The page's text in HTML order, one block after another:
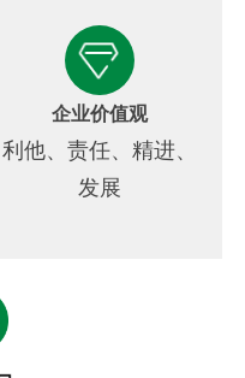
献中国创造力！
企业价值观
利他、责任、精进、
发展